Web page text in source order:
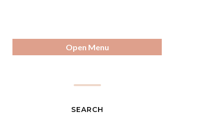
Open Menu
SEARCH